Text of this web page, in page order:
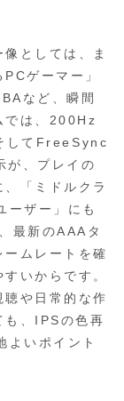
としては、ま
ゲーマー」
など、瞬間
では、200Hz
してFreeSync
が、プレイの
「ミドルクラ
ーザー」にも
最新のAAAタ
ムレートを確
いからです。
や日常的な作
も、IPSの色再
よいポイント